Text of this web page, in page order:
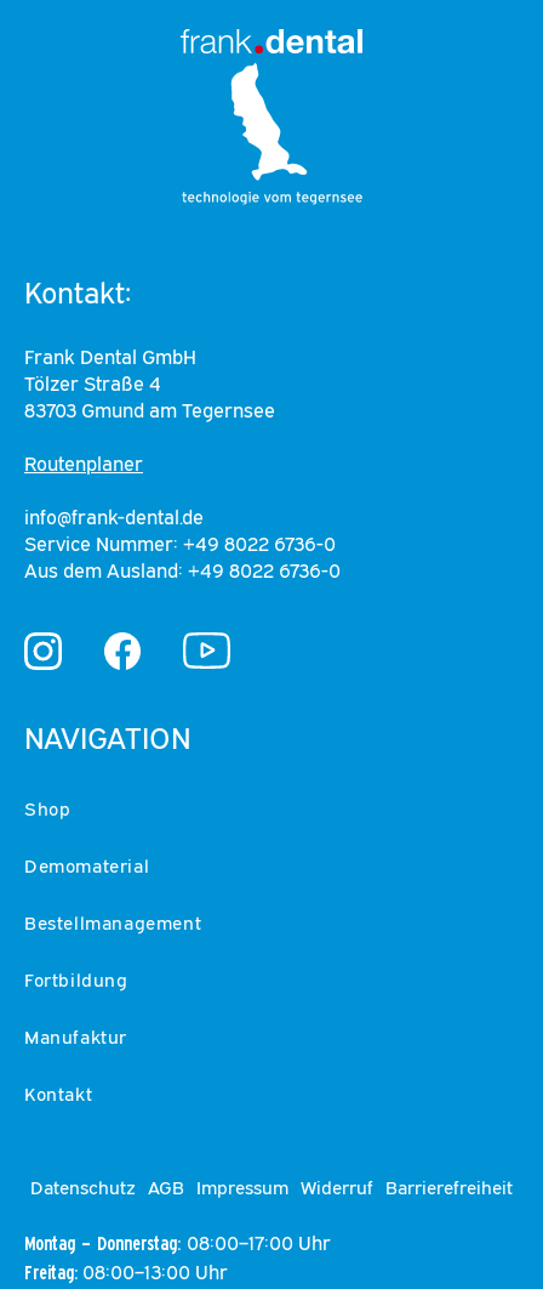
Kontakt:
Frank Dental GmbH
Tölzer Straße 4
83703 Gmund am Tegernsee
Routenplaner
info@frank-dental.de
Service Nummer: +49 8022 6736-0
Aus dem Ausland: +49 8022 6736-0
InstagramFacebook YouTube
NAVIGATION
Shop
Demomaterial
Bestellmanagement
Fortbildung
Manufaktur
Kontakt
Datenschutz AGB Impressum Widerruf Barrierefreiheit
Montag – Donnerstag: 08:00–17:00 Uhr
Freitag: 08:00–13:00 Uhr